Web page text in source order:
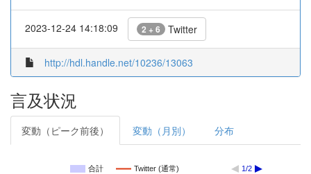
2023-12-24 14:18:09 2 + 6 Twitter
http://hdl.handle.net/10236/13063
言及状況
変動（ピーク前後） 変動（月別） 分布
合計 Twitter (通常) 1/2